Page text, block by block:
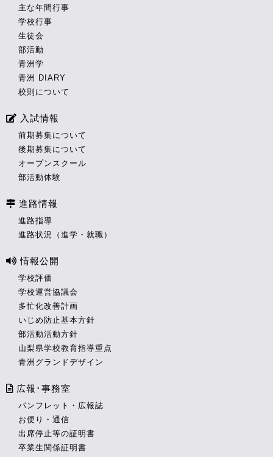
主な年間行事
学校行事
生徒会
部活動
青洲学
青洲 DIARY
校則について
入試情報
前期募集について
後期募集について
オープンスクール
部活動体験
進路情報
進路指導
進路状況（進学・就職）
情報公開
学校評価
学校運営協議会
多忙化改善計画
いじめ防止基本方針
部活動活動方針
山梨県学校教育指導重点
青洲グランドデザイン
広報･事務室
パンフレット・広報誌
お便り・通信
出席停止等の証明書
卒業生関係証明書